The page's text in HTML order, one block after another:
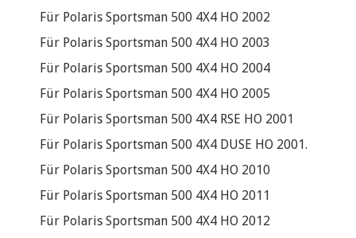
Für Polaris Sportsman 500 4X4 HO 2002
Für Polaris Sportsman 500 4X4 HO 2003
Für Polaris Sportsman 500 4X4 HO 2004
Für Polaris Sportsman 500 4X4 HO 2005
Für Polaris Sportsman 500 4X4 RSE HO 2001
Für Polaris Sportsman 500 4X4 DUSE HO 2001.
Für Polaris Sportsman 500 4X4 HO 2010
Für Polaris Sportsman 500 4X4 HO 2011
Für Polaris Sportsman 500 4X4 HO 2012